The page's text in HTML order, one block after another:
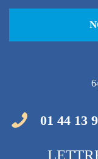
01 44 13